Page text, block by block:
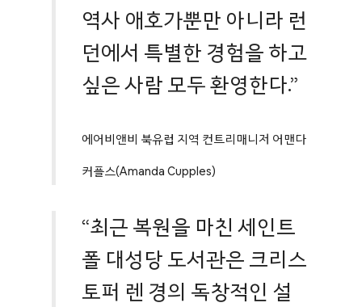
역사 애호가뿐만 아니라 런
던에서 특별한 경험을 하고
싶은 사람 모두 환영한다.”
에어비앤비 북유럽 지역 컨트리매니저 어맨다
커플스(Amanda Cupples)
“최근 복원을 마친 세인트
폴 대성당 도서관은 크리스
토퍼 렌 경의 독창적인 설